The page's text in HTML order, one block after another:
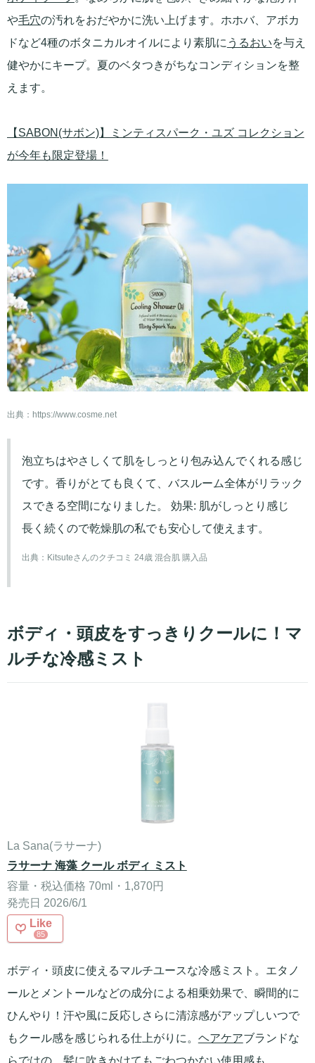
や毛穴の汚れをおだやかに洗い上げます。ホホバ、アボカ
ドなど4種のボタニカルオイルにより素肌に うるおいを与え
健やかにキープ。夏のベタつきがちなコンディションを整
えます。
【SABON(サボン)】ミンティスパーク・ユズ コレクション
が今年も限定登場！
出典： https://www.cosme.net
泡立ちはやさしくて肌をしっとり包み込んでくれる感じ
です。香りがとても良くて、バスルーム全体がリラック
スできる空間になりました。 効果: 肌がしっとり感じ
長く続くので乾燥肌の私でも安心して使えます。
出典： Kitsuteさんのクチコミ 24歳 混合肌 購入品
ボディ・頭皮をすっきりクールに！マ
ルチな冷感ミスト
La Sana(ラサーナ)
ラサーナ 海藻 クール ボディ ミスト
容量・税込価格 70ml・1,870円
発売日 2026/6/1
Like
85
ボディ・頭皮に使えるマルチユースな冷感ミスト。エタノ
ールとメントールなどの成分による相乗効果で、瞬間的に
ひんやり！汗や風に反応しさらに清涼感がアップしいつで
もクール感を感じられる仕上がりに。 ヘアケアブランドな